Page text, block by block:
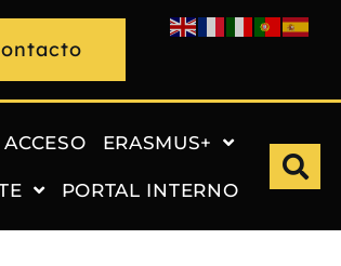
ERASMUS+
PORTAL INTERNO